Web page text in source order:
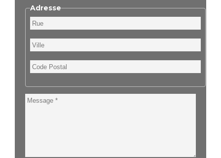
Adresse
Rue
Ville
Code
Postal
Message